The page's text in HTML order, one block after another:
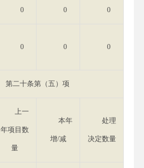
0 0 0
0 0 0
第二十条第（五）项
上一
年项目数
量
本年
增/减
处理
决定数量